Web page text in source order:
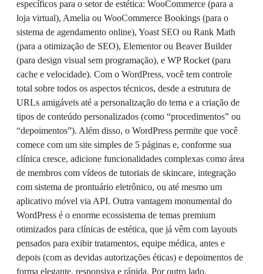
específicos para o setor de estética: WooCommerce (para a
loja virtual), Amelia ou WooCommerce Bookings (para o
sistema de agendamento online), Yoast SEO ou Rank Math
(para a otimização de SEO), Elementor ou Beaver Builder
(para design visual sem programação), e WP Rocket (para
cache e velocidade). Com o WordPress, você tem controle
total sobre todos os aspectos técnicos, desde a estrutura de
URLs amigáveis até a personalização do tema e a criação de
tipos de conteúdo personalizados (como “procedimentos” ou
“depoimentos”). Além disso, o WordPress permite que você
comece com um site simples de 5 páginas e, conforme sua
clínica cresce, adicione funcionalidades complexas como área
de membros com vídeos de tutoriais de skincare, integração
com sistema de prontuário eletrônico, ou até mesmo um
aplicativo móvel via API. Outra vantagem monumental do
WordPress é o enorme ecossistema de temas premium
otimizados para clínicas de estética, que já vêm com layouts
pensados para exibir tratamentos, equipe médica, antes e
depois (com as devidas autorizações éticas) e depoimentos de
forma elegante, responsiva e rápida. Por outro lado,